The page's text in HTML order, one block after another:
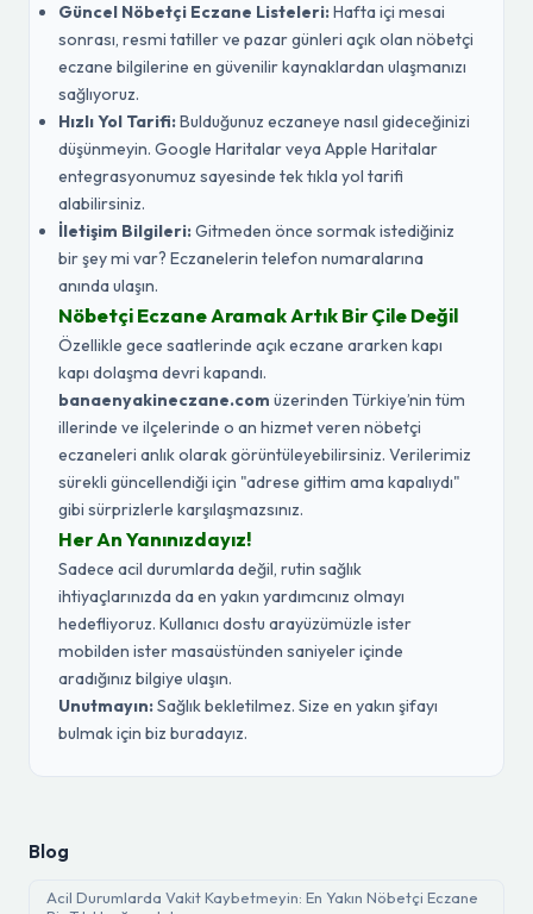
Güncel Nöbetçi Eczane Listeleri:Hafta içi mesai
sonrası, resmi tatiller ve pazar günleri açık olan nöbetçi
eczane bilgilerine en güvenilir kaynaklardan ulaşmanızı
sağlıyoruz.
Hızlı Yol Tarifi:Bulduğunuz eczaneye nasıl gideceğinizi
düşünmeyin. Google Haritalar veya Apple Haritalar
entegrasyonumuz sayesinde tek tıkla yol tarifi
alabilirsiniz.
İletişim Bilgileri:Gitmeden önce sormak istediğiniz
bir şey mi var? Eczanelerin telefon numaralarına
anında ulaşın.
Nöbetçi Eczane Aramak Artık Bir Çile Değil
Özellikle gece saatlerinde açık eczane ararken kapı
kapı dolaşma devri kapandı.
banaenyakineczane.com üzerinden Türkiye’nin tüm
illerinde ve ilçelerinde o an hizmet veren nöbetçi
eczaneleri anlık olarak görüntüleyebilirsiniz. Verilerimiz
sürekli güncellendiği için "adrese gittim ama kapalıydı"
gibi sürprizlerle karşılaşmazsınız.
Her An Yanınızdayız!
Sadece acil durumlarda değil, rutin sağlık
ihtiyaçlarınızda da en yakın yardımcınız olmayı
hedefliyoruz. Kullanıcı dostu arayüzümüzle ister
mobilden ister masaüstünden saniyeler içinde
aradığınız bilgiye ulaşın.
Unutmayın:Sağlık bekletilmez. Size en yakın şifayı
bulmak için biz buradayız.
Blog
Acil Durumlarda Vakit Kaybetmeyin: En Yakın Nöbetçi Eczane